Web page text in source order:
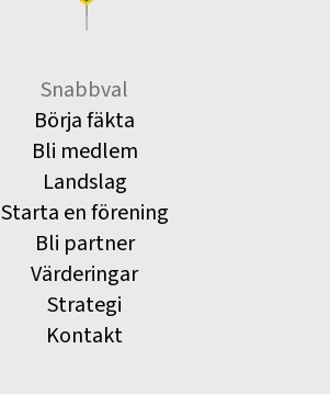
Snabbval
Börja fäkta
Bli medlem
Landslag
Starta en förening
Bli partner
Värderingar
Strategi
Kontakt